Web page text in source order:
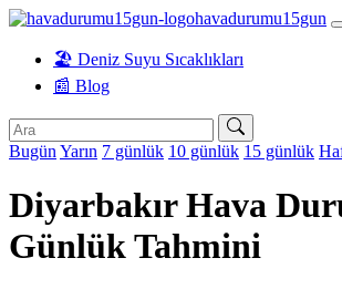
havadurumu15gun
🏖️ Deniz Suyu Sıcaklıkları
📰 Blog
Bugün Yarın 7 günlük 10 günlük 15 günlük
Diyarbakır Hava
Günlük Tahmini